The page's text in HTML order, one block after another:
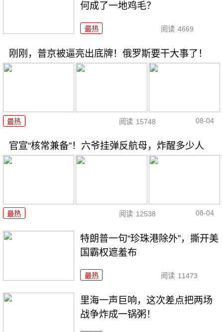
何成了一地鸡毛？
最热 阅读 4669
刚刚，普京被逼亮出底牌！俄罗斯要干大事了！
最热 阅读 15748 08-04
官宣“核常兼备”！六爷挂弹反航母，炸醒多少人
最热 阅读 12538 08-04
特朗普一句“珍珠港除外”，撕开美
国霸权遮羞布
最热 阅读 11473
里海一声巨响，这次差点把两场
战争炸成一锅粥！